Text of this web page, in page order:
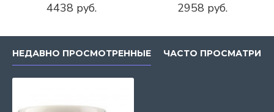
4438 руб.
2958 руб.
НЕДАВНО ПРОСМОТРЕННЫЕ ЧАСТО